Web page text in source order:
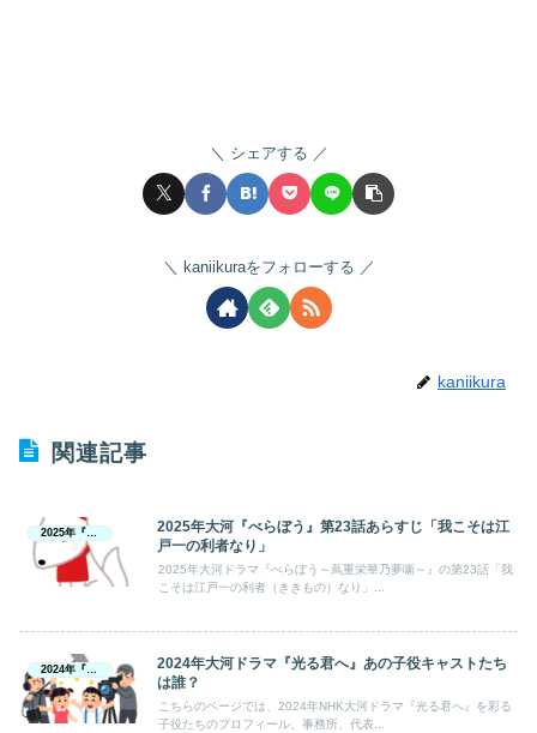
シェアする
kaniikuraをフォローする
kaniikura
関連記事
2025年『べらぼう』
2025年大河『べらぼう』第23話あらすじ「我こそは江
戸一の利者なり」
2025年大河ドラマ『べらぼう～蔦重栄華乃夢噺～』の第23話「我
こそは江戸一の利者（ききもの）なり」...
2024年『光る君へ』
2024年大河ドラマ『光る君へ』あの子役キャストたち
は誰？
こちらのページでは、2024年NHK大河ドラマ『光る君へ』を彩る
子役たちのプロフィール、事務所、代表...